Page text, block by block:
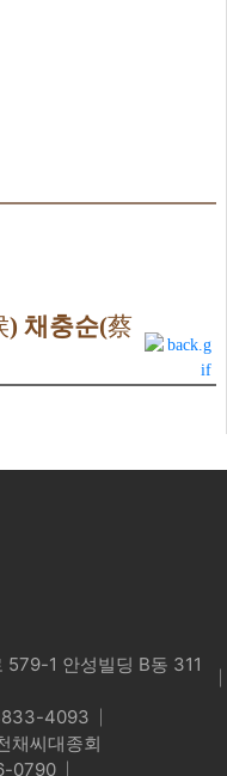
) 채충순(蔡
579-1 안성빌딩 B동 311
4093
채씨대종회
0790